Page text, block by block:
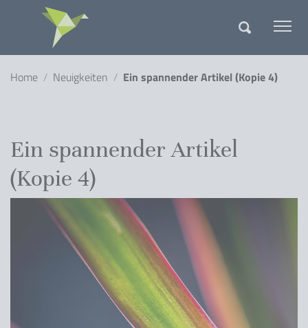
Gathmann Michaelis und
Sie sind hier:
Home Neuigkeiten Ein spannender Artikel (Kopie 4)
Ein spannender Artikel
(Kopie 4)